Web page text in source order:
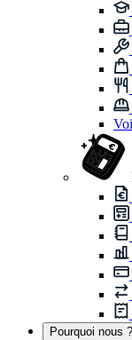
Pourquoi nous ?